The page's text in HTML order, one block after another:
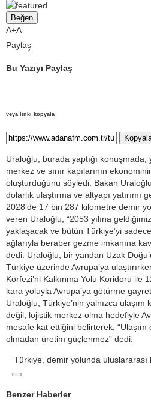
Beğen
A+A-
Paylaş
Bu Yazıyı Paylaş
veya linki kopyala
Uraloğlu, burada yaptığı
merkez ve sınır kapılarının
oluşturduğunu söyledi. Bakan
dolarlık ulaştırma ve altyapı yatırımı
2028’de 17 bin 287 kilometre demir
veren Uraloğlu, “2053 yılına
yaklaşacak ve bütün Türkiye’yi
ağlarıyla beraber gezme imkanına
dedi. Uraloğlu, bir yandan Uzak
Türkiye üzerinde Avrupa’ya
Körfezi’ni Kalkınma Yolu Koridoru ile
kara yoluyla Avrupa’ya götürme
Uraloğlu, Türkiye’nin yalnızca ulaşım
değil, lojistik merkez olma hedefiyle
mesafe kat ettiğini belirterek,
olmadan üretim güçlenmez” dedi.
‘Türkiye, demir yolunda uluslararası
Benzer Haberler